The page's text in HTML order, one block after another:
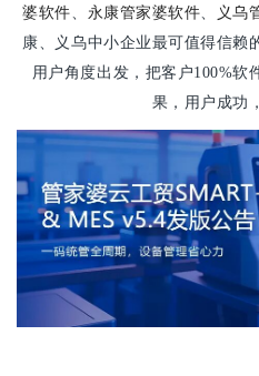
婆软件、 永康管家婆软件、 义乌
康、义乌中小企业最可值得信赖
用户角度出发，把客户100%软
果，用户成功